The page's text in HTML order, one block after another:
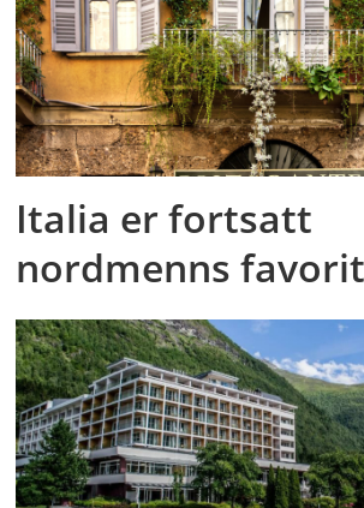
Italia er fortsatt
nordmenns